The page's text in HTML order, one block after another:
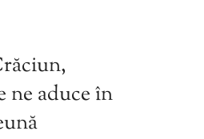
ne aduce în